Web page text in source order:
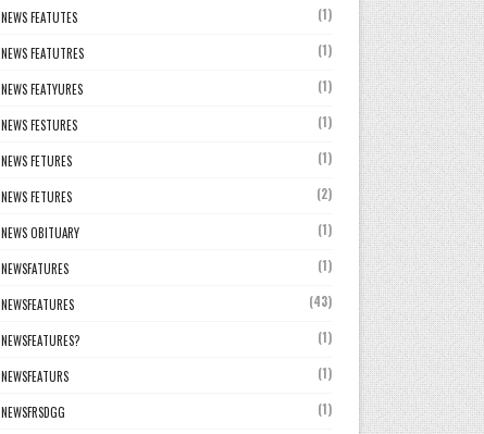
NEWS FEATUTES (1)
NEWS FEATUTRES (1)
NEWS FEATYURES (1)
NEWS FESTURES (1)
NEWS FETURES (1)
NEWS FETURES (2)
NEWS OBITUARY (1)
NEWSFATURES (1)
NEWSFEATURES (43)
NEWSFEATURES? (1)
NEWSFEATURS (1)
NEWSFRSDGG (1)